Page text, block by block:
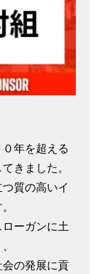
年を超える
きました。
質の高いイ
ーガンに土
の発展に貢